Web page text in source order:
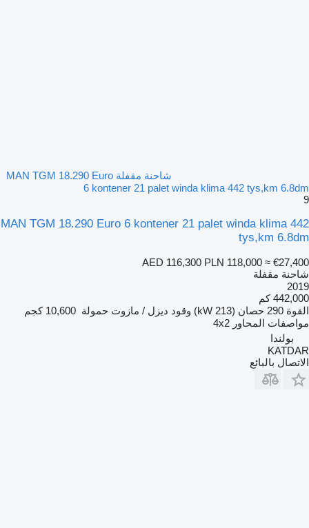
شاحنة مقفلة MAN TGM 18.290 Euro
6 kontener 21 palet winda klima 442 tys,km 6.8dm
9
MAN TGM 18.290 Euro 6 kontener 21 palet winda klima 442
tys,km 6.8dm
AED 116,300 PLN 118,000 ≈ €27,400
شاحنة مقفلة
2019
442,000 كم
القوة 290 حصان (213 kW) وقود ديزل / مازوت حمولة 10,600 كجم
مواصفات المحاور 4x2
بولندا
KATDAR
الاتصال بالبائع